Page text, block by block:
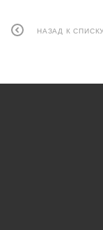
НАЗАД К СПИСКУ